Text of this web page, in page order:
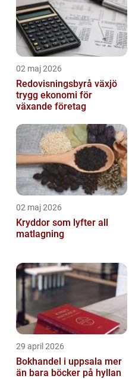
02 maj 2026
Redovisningsbyrå växjö
trygg ekonomi för
växande företag
02 maj 2026
Kryddor som lyfter all
matlagning
29 april 2026
Bokhandel i uppsala mer
än bara böcker på hyllan